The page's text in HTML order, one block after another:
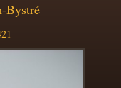
Bystré